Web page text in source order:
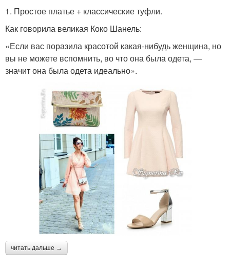
1. Простое платье + классические туфли.
Как говорила великая Коко Шанель:
«Если вас поразила красотой какая-нибудь женщина, но
вы не можете вспомнить, во что она была одета, —
значит она была одета идеально».
читать дальше →